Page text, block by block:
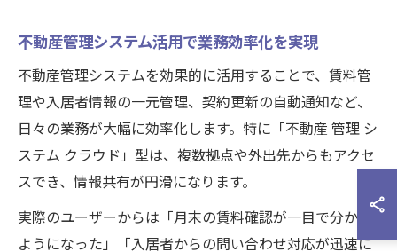
不動産管理システム活用で業務効率化を実現
不動産管理システムを効果的に活用することで、賃料管
理や入居者情報の一元管理、契約更新の自動通知など、
日々の業務が大幅に効率化します。特に「不動産 管理 シ
ステム クラウド」型は、複数拠点や外出先からもアクセ
スでき、情報共有が円滑になります。
実際のユーザーからは「月末の賃料確認が一目で分かる
ようになった」「入居者からの問い合わせ対応が迅速に